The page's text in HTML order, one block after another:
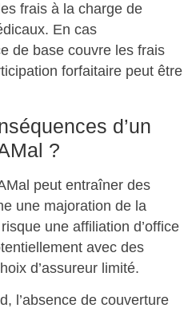
frais à la charge de
En cas
de base couvre les frais
forfaitaire peut être
d’un
?
peut entraîner des
une majoration de la
une affiliation d’office
avec des
d’assureur limité.
l’absence de couverture